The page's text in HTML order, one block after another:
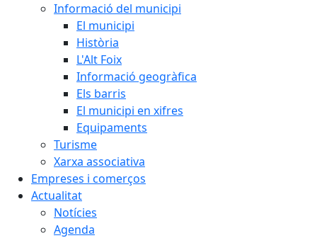
Informació del municipi
El municipi
Història
L'Alt Foix
Informació geogràfica
Els barris
El municipi en xifres
Equipaments
Turisme
Xarxa associativa
Empreses i comerços
Actualitat
Notícies
Agenda